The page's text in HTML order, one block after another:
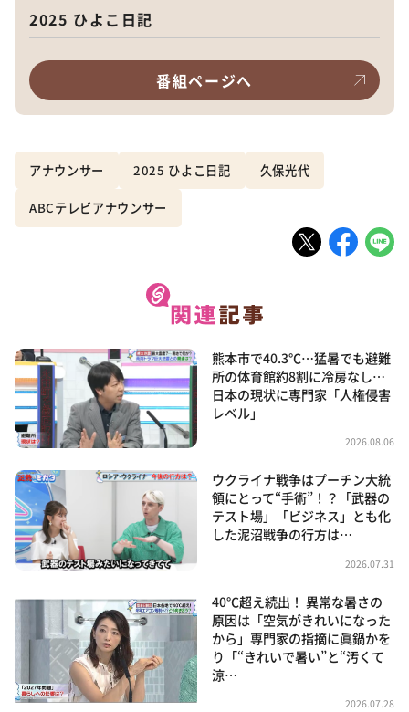
2025 ひよこ日記
番組ページへ
アナウンサー 2025 ひよこ日記 久保光代
ABCテレビアナウンサー
熊本市で40.3℃…猛暑でも避難
所の体育館約8割に冷房なし…
日本の現状に専門家「人権侵害
レベル」
2026.08.06
ウクライナ戦争はプーチン大統
領にとって“手術”！？「武器の
テスト場」「ビジネス」とも化
した泥沼戦争の行方は…
2026.07.31
40℃超え続出！ 異常な暑さの
原因は「空気がきれいになった
から」専門家の指摘に眞鍋かを
り「“きれいで暑い”と“汚くて
涼…
2026.07.28